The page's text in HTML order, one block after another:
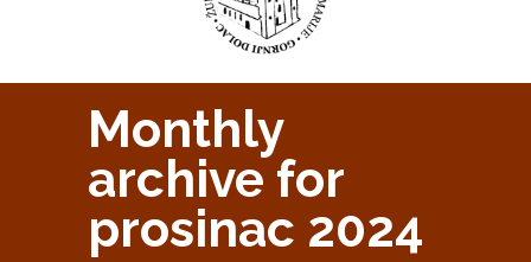
Monthly
archive for
prosinac 2024